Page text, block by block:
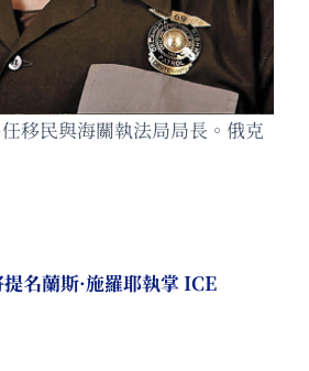
移民與海關執法局局長。俄克
名蘭斯·施羅耶執掌 ICE